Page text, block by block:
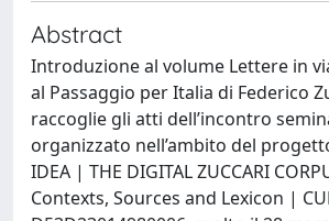
Abstract
Introduzione al volume Lettere in
al Passaggio per Italia di Federico
raccoglie gli atti dell’incontro
organizzato nell’ambito del
IDEA | THE DIGITAL ZUCCARI
Contexts, Sources and Lexicon |